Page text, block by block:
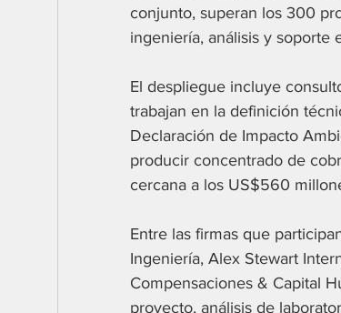
conjunto, superan los 300
ingeniería, análisis y soporte
El despliegue incluye
trabajan en la definición
Declaración de Impacto
producir concentrado de
cercana a los US$560
Entre las firmas que
Ingeniería, Alex Stewart
Compensaciones & Capital
proyecto, análisis de